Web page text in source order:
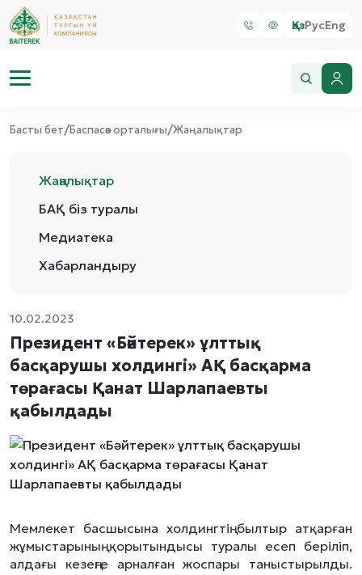
ҚазРусEng
Басты бет/Баспасөз орталығы/Жаңалықтар
Жаңалықтар
БАҚ біз туралы
Медиатека
Хабарландыру
10.02.2023
Президент «Бәйтерек» ұлттық
басқарушы холдингі» АҚ басқарма
төрағасы Қанат Шарлапаевты
қабылдады
Мемлекет басшысына холдингтің былтыр атқарған
жұмыстарының қорытындысы туралы есеп беріліп,
алдағы кезеңге арналған жоспары таныстырылды.